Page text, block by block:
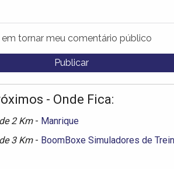
tornar meu comentário público
- Onde Fica:
2 Km - Manrique
3 Km - BoomBoxe Simuladores de